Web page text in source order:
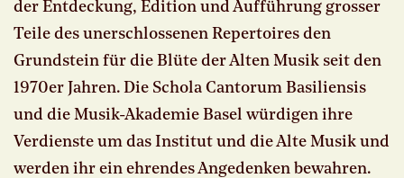
der Entdeckung, Edition und Aufführung grosser
Teile des unerschlossenen Repertoires den
Grundstein für die Blüte der Alten Musik seit den
1970er Jahren. Die Schola Cantorum Basiliensis
und die Musik-Akademie Basel würdigen ihre
Verdienste um das Institut und die Alte Musik und
werden ihr ein ehrendes Angedenken bewahren.